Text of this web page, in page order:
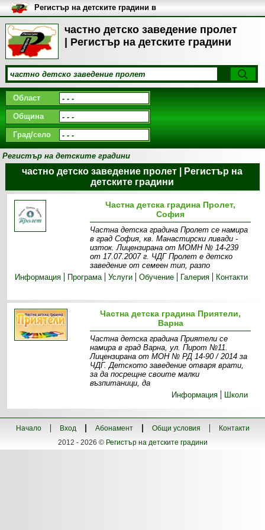
частно детско заведение пролет
| Регистър на детските градини
Регистър на детските градини в
България
Област
Община
Град/село
Регистър на детските градини
частно детско заведение пролет | Регистър на
детските градини
Частна детска градина Пролет,
София
Частна детска градина Пролет се намира
в град София, кв. Манастирски ливади -
изток. Лицензирана от МОМН № 14-239
от 17.07.2007 г. ЧДГ Пролет е детско
заведение от семеен тип, разпо
Информация
Програма Услуги Обучение Галерия Контакти
Частна детска градина Приятели,
Варна
Частна детска градина Приятели се
намира в град Варна, ул. Пирот №11.
Лицензирана от МОН № РД 14-90 / 2014 за
ЧДГ. Детското заведение отваря врати,
за да посрещне своите малки
възпитаници, да
Информация
Школи
Начало Вход Абонамент Общи условия
Контакти
2012 - 2026 © Регистър на детските градини